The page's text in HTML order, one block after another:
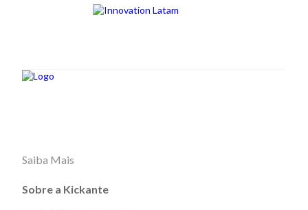
Saiba Mais
Sobre a Kickante